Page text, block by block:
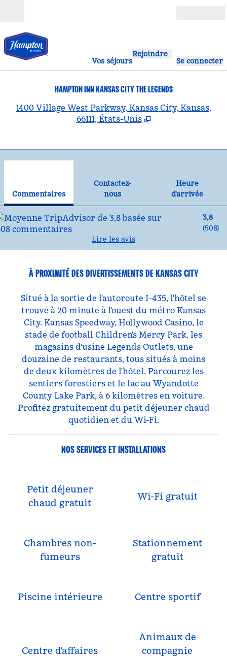
Vos séjours
Rejoindre
Se connecter
HAMPTON INN KANSAS CITY THE LEGENDS
1400 Village West Parkway, Kansas City, Kansas,
66111, États-Unis
Commentaires
Contactez-
nous
Contactez-nous
Heure
d'arrivée
3,8
(508)
Lire les avis
À PROXIMITÉ DES DIVERTISSEMENTS DE KANSAS CITY
Situé à la sortie de l'autoroute I-435, l'hôtel se
trouve à 20 minute à l'ouest du métro Kansas
City. Kansas Speedway, Hollywood Casino, le
stade de football Children's Mercy Park, les
magasins d'usine Legends Outlets, une
douzaine de restaurants, tous situés à moins
de deux kilomètres de l'hôtel. Parcourez les
sentiers forestiers et le lac au Wyandotte
County Lake Park, à 6 kilomètres en voiture.
Profitez gratuitement du petit déjeuner chaud
quotidien et du Wi-Fi.
NOS SERVICES ET INSTALLATIONS
Petit déjeuner
chaud gratuit
Wi-Fi gratuit
Chambres non-
fumeurs
Stationnement
gratuit
Piscine intérieure Centre sportif
Centre d'affaires
Animaux de
compagnie